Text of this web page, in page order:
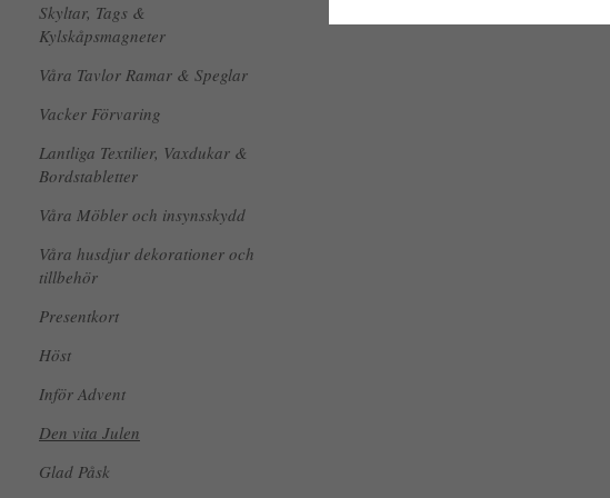
Skyltar, Tags &
Kylskåpsmagneter
Våra Tavlor Ramar & Speglar
Vacker Förvaring
Lantliga Textilier, Vaxdukar &
Bordstabletter
Våra Möbler och insynsskydd
Våra husdjur dekorationer och
tillbehör
Presentkort
Höst
Inför Advent
Den vita Julen
Glad Påsk